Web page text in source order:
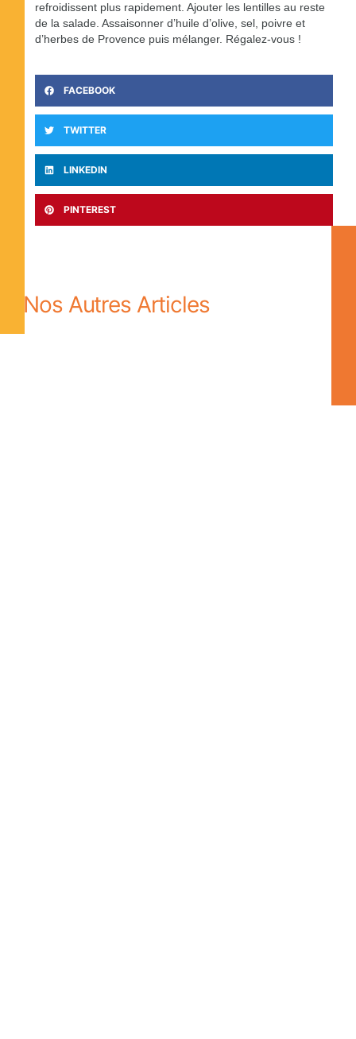
refroidissent plus rapidement. Ajouter les lentilles au reste
de la salade. Assaisonner d’huile d’olive, sel, poivre et
d’herbes de Provence puis mélanger. Régalez-vous !
FACEBOOK
TWITTER
LINKEDIN
PINTEREST
Nos Autres Articles